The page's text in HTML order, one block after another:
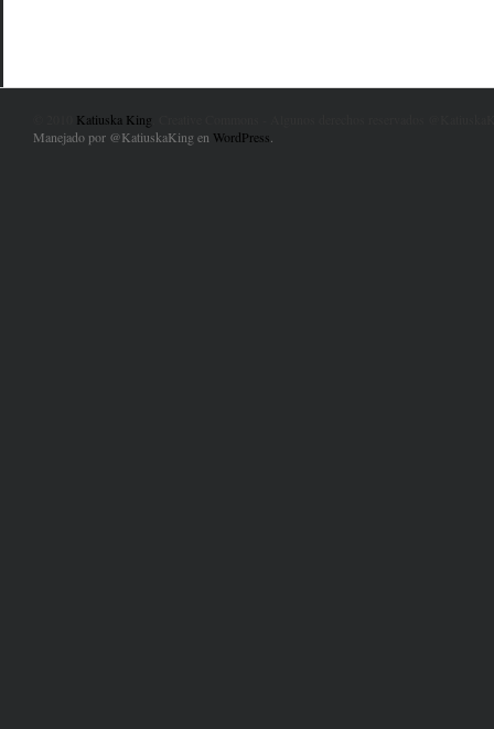
Katiuska King
Manejado por @KatiuskaKing en WordPress